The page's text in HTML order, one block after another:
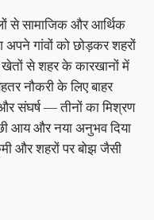
से सामाजिक और आर्थिक
अपने गांवों को छोड़कर शहरों
से शहर के कारखानों में
नौकरी के लिए बाहर
संघर्ष — तीनों का मिश्रण
आय और नया अनुभव दिया
और शहरों पर बोझ जैसी